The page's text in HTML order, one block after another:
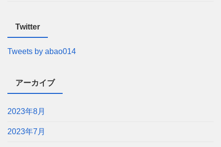
Twitter
Tweets by abao014
アーカイブ
2023年8月
2023年7月